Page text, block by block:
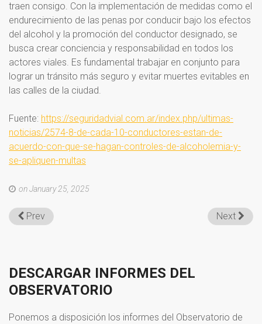
traen consigo. Con la implementación de medidas como el
endurecimiento de las penas por conducir bajo los efectos
del alcohol y la promoción del conductor designado, se
busca crear conciencia y responsabilidad en todos los
actores viales. Es fundamental trabajar en conjunto para
lograr un tránsito más seguro y evitar muertes evitables en
las calles de la ciudad.
Fuente: https://seguridadvial.com.ar/index.php/ultimas-
noticias/2574-8-de-cada-10-conductores-estan-de-
acuerdo-con-que-se-hagan-controles-de-alcoholemia-y-
se-apliquen-multas
on January 25, 2025
Prev Next
DESCARGAR INFORMES DEL
OBSERVATORIO
Ponemos a disposición los informes del Observatorio de